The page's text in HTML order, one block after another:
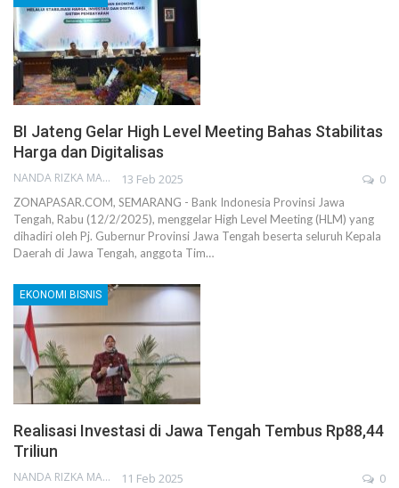
BI Jateng Gelar High Level Meeting Bahas Stabilitas
Harga dan Digitalisas
NANDA RIZKA MAHENDRA 13 Feb 2025 0
ZONAPASAR.COM, SEMARANG - Bank Indonesia Provinsi Jawa
Tengah, Rabu (12/2/2025), menggelar High Level Meeting (HLM) yang
dihadiri oleh Pj. Gubernur Provinsi Jawa Tengah beserta seluruh Kepala
Daerah di Jawa Tengah, anggota Tim…
EKONOMI BISNIS
Realisasi Investasi di Jawa Tengah Tembus Rp88,44
Triliun
NANDA RIZKA MAHENDRA 11 Feb 2025 0